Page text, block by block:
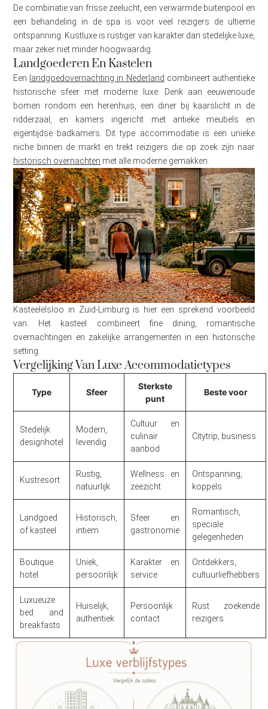
De combinatie van frisse zeelucht, een verwarmde buitenpool en
een behandeling in de spa is voor veel reizigers de ultieme
ontspanning. Kustluxe is rustiger van karakter dan stedelijke luxe,
maar zeker niet minder hoogwaardig.
Landgoederen En Kastelen
Een landgoedovernachting in Nederland combineert authentieke
historische sfeer met moderne luxe. Denk aan eeuwenoude
bomen rondom een herenhuis, een diner bij kaarslicht in de
ridderzaal, en kamers ingericht met antieke meubels en
eigentijdse badkamers. Dit type accommodatie is een unieke
niche binnen de markt en trekt reizigers die op zoek zijn naar
historisch overnachten met alle moderne gemakken.
Kasteelelsloo in Zuid-Limburg is hier een sprekend voorbeeld
van. Het kasteel combineert fine dining, romantische
overnachtingen en zakelijke arrangementen in een historische
setting.
Vergelijking Van Luxe Accommodatietypes
Type Sfeer
Sterkste
punt
Beste voor
Stedelijk
designhotel
Modern,
levendig
Cultuur en
culinair
aanbod
Citytrip, business
Kustresort
Rustig,
natuurlijk
Wellness en
zeezicht
Ontspanning,
koppels
Landgoed
of kasteel
Historisch,
intiem
Sfeer en
gastronomie
Romantisch,
speciale
gelegenheden
Boutique
hotel
Uniek,
persoonlijk
Karakter en
service
Ontdekkers,
cultuurliefhebbers
Luxueuze
bed and
breakfasts
Huiselijk,
authentiek
Persoonlijk
contact
Rust zoekende
reizigers